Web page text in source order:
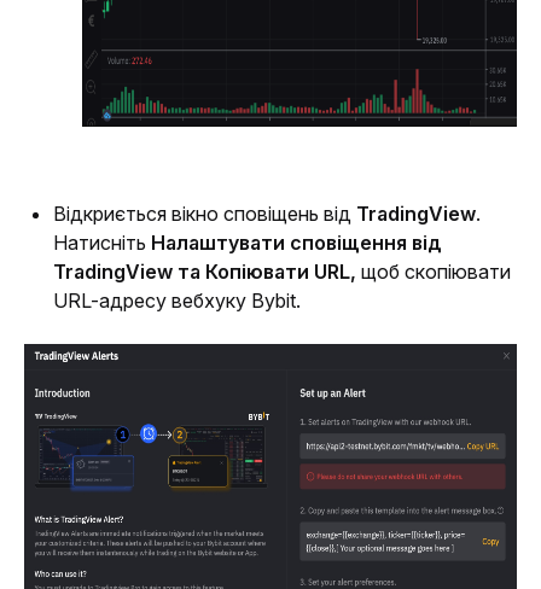
Відкриється вікно сповіщень від TradingView.
Натисніть Налаштувати сповіщення від
TradingView та Копіювати URL, щоб скопіювати
URL-адресу вебхуку Bybit.